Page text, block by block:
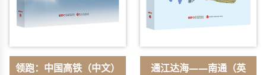
领跑：中国高铁（中文）
通江达海——南通（英